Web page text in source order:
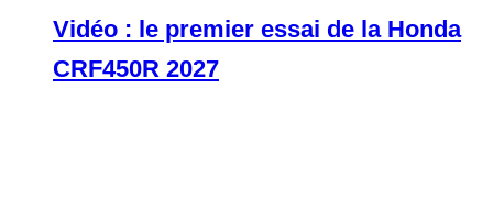
Vidéo : le premier essai de la Honda
CRF450R 2027